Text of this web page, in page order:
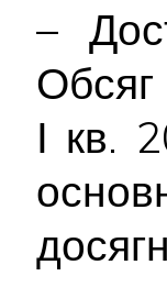
–
І кв.